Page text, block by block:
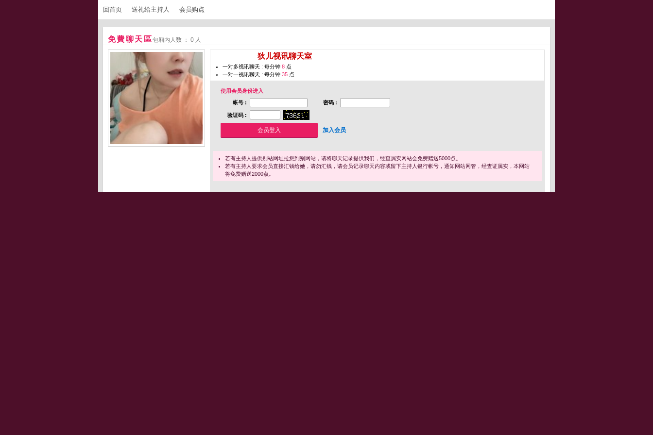
回首页 送礼给主持人 会员购点
免費聊天區包厢内人数 ： 0 人
狄儿视讯聊天室
一对多视讯聊天 : 每分钟 8 点
一对一视讯聊天 : 每分钟 35 点
使用会员身份进入
帐号 :
密码 :
验证码 :
加入会员
若有主持人提供别站网址拉您到别网站，请将聊天记录提供我们，经查属实网站会免费赠送5000点。
若有主持人要求会员直接汇钱给她，请勿汇钱，请会员记录聊天内容或留下主持人银行帐号，通知网站网管，经查证属实，本网站
将免费赠送2000点。